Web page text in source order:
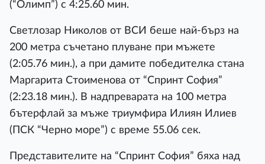
(“Олимп”) с 4:25.60 мин.
Светлозар Николов от ВСИ беше най-бърз на
200 метра съчетано плуване при мъжете
(2:05.76 мин.), а при дамите победителка стана
Маргарита Стоименова от “Спринт София”
(2:23.18 мин.). В надпреварата на 100 метра
бътерфлай за мъже триумфира Илиян Илиев
(ПСК “Черно море”) с време 55.06 сек.
Представителите на “Спринт София” бяха над